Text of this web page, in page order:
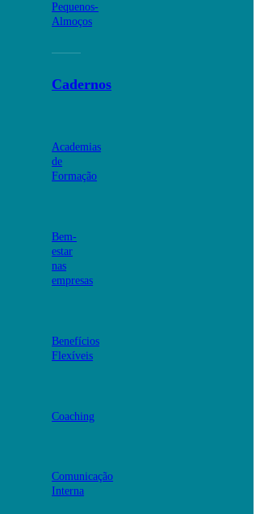
Pequenos-
Almoços
Cadernos
Academias
de
Formação
Bem-
estar
nas
empresas
Benefícios
Flexíveis
Coaching
Comunicação
Interna